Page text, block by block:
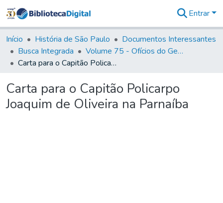
&
Coleções
Tudo na
Biblioteca
Estatísticas
Entrar
Início História de São Paulo
Documentos Interessantes
Busca Integrada
Volume 75 - Ofícios do General Martim Lopes Lobo de Saldanha (Governador da Capitania): 1776-1777
Carta para o Capitão Policarpo Joaquim de Oliveira na Parnaíba
Carta para o Capitão Policarpo
Joaquim de Oliveira na Parnaíba